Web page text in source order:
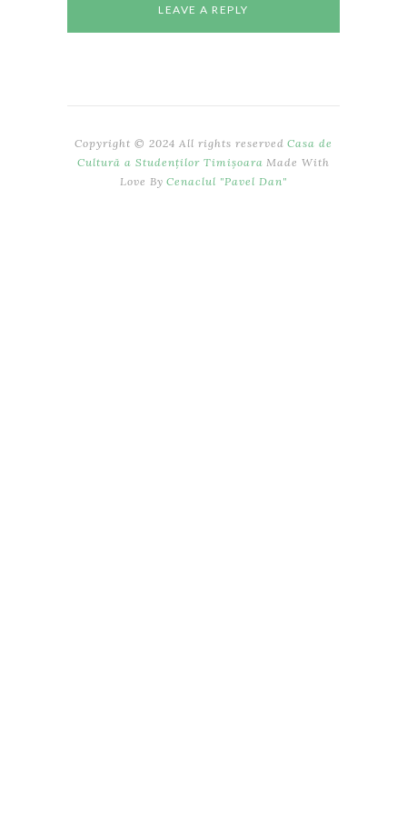
Copyright © 2024 All rights reserved Casa de
Cultură a Studenților Timișoara Made With
Love By Cenaclul "Pavel Dan"